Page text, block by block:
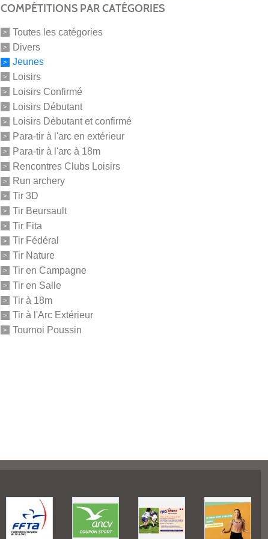
COMPÉTITIONS PAR CATÉGORIES
Toutes les catégories
Divers
Jeunes
Loisirs
Loisirs Confirmé
Loisirs Débutant
Loisirs Débutant et confirmé
Para-tir à l'arc en extérieur
Para-tir à l'arc à 18m
Rencontres Clubs Loisirs
Run archery
Tir 3D
Tir Beursault
Tir Fita
Tir Fédéral
Tir Nature
Tir en Campagne
Tir en Salle
Tir à 18m
Tir à l'Arc Extérieur
Tournoi Poussin